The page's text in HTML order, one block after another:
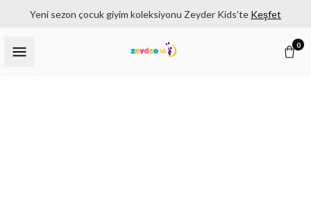
Yeni sezon çocuk giyim koleksiyonu Zeyder Kids’te Keşfet
0